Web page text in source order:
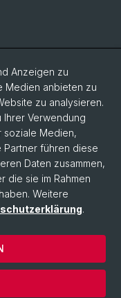
Anzeigen zu
Medien anbieten zu
zu analysieren.
Verwendung
soziale Medien,
Partner führen diese
Daten zusammen,
die sie im Rahmen
Weitere
.